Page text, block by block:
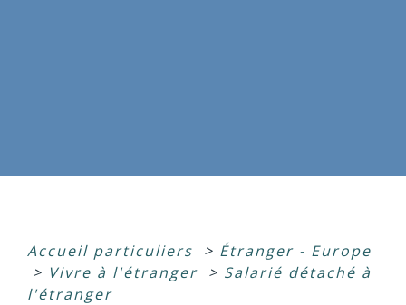
Accueil particuliers > Étranger - Europe
> Vivre à l'étranger > Salarié détaché à
l'étranger